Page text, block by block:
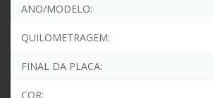
ANO/MODELO:
QUILOMETRAGEM:
FINAL DA PLACA:
COR: